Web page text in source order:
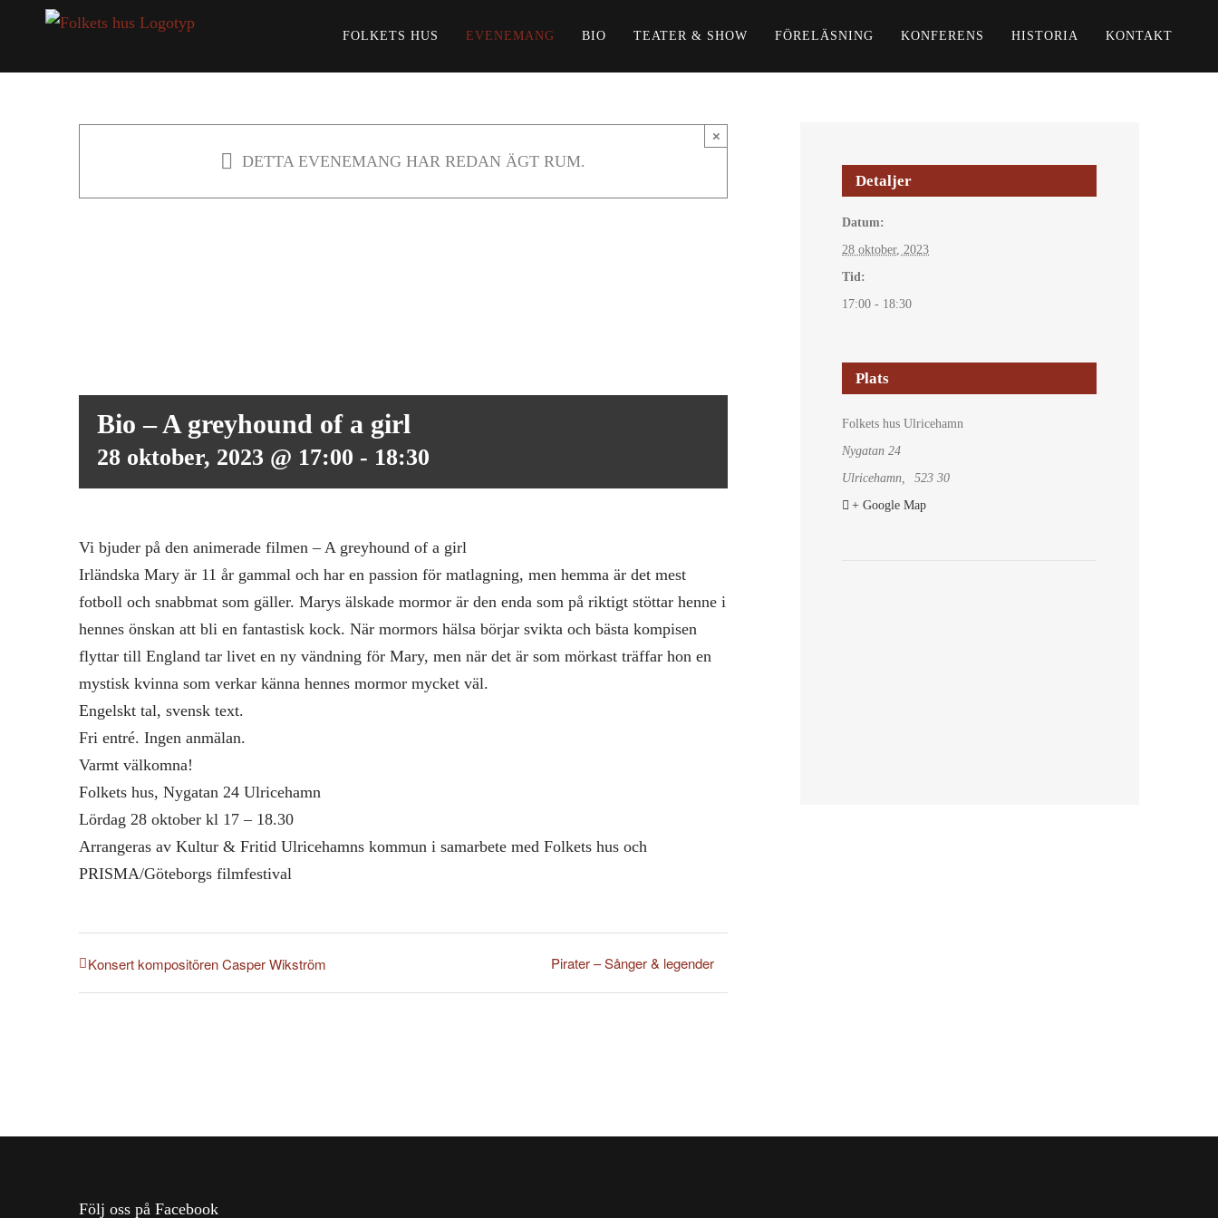
Fortsätt
FOLKETS HUS EVENEMANG BIO TEATER & SHOW FÖRELÄSNING KONFERENS HISTORIA KONTAKT
DETTA EVENEMANG HAR REDAN ÄGT RUM.
×
Bio – A greyhound of a girl
28 oktober, 2023 @ 17:00 - 18:30
Vi bjuder på den animerade filmen – A greyhound of a girl
Irländska Mary är 11 år gammal och har en passion för matlagning, men hemma är det mest
fotboll och snabbmat som gäller. Marys älskade mormor är den enda som på riktigt stöttar henne i
hennes önskan att bli en fantastisk kock. När mormors hälsa börjar svikta och bästa kompisen
flyttar till England tar livet en ny vändning för Mary, men när det är som mörkast träffar hon en
mystisk kvinna som verkar känna hennes mormor mycket väl.
Engelskt tal, svensk text.
Fri entré. Ingen anmälan.
Varmt välkomna!
Folkets hus, Nygatan 24 Ulricehamn
Lördag 28 oktober kl 17 – 18.30
Arrangeras av Kultur & Fritid Ulricehamns kommun i samarbete med Folkets hus och
PRISMA/Göteborgs filmfestival
Konsert kompositören Casper Wikström Pirater – Sånger & legender
Detaljer
Datum:
28 oktober, 2023
Tid:
17:00 - 18:30
Plats
Folkets hus Ulricehamn
Nygatan 24
Ulricehamn
523 30
+ Google Map
Följ oss på Facebook